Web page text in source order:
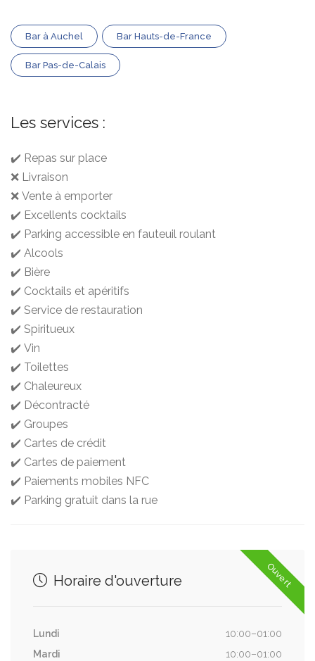
Bar à Auchel Bar Hauts-de-France
Bar Pas-de-Calais
Les services :
✔️ Repas sur place
❌ Livraison
❌ Vente à emporter
✔️ Excellents cocktails
✔️ Parking accessible en fauteuil roulant
✔️ Alcools
✔️ Bière
✔️ Cocktails et apéritifs
✔️ Service de restauration
✔️ Spiritueux
✔️ Vin
✔️ Toilettes
✔️ Chaleureux
✔️ Décontracté
✔️ Groupes
✔️ Cartes de crédit
✔️ Cartes de paiement
✔️ Paiements mobiles NFC
✔️ Parking gratuit dans la rue
Ouvert
Horaire d'ouverture
Lundi
10:00–01:00
Mardi
10:00–01:00